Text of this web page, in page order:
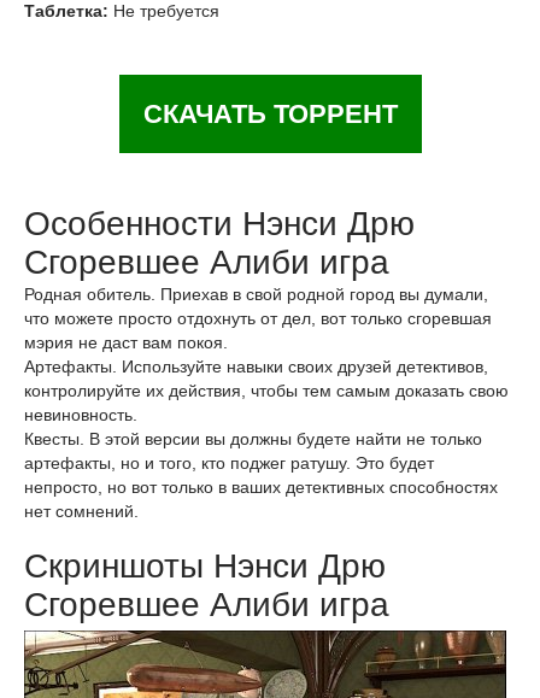
Таблетка: Не требуется
СКАЧАТЬ ТОРРЕНТ
Особенности Нэнси Дрю
Сгоревшее Алиби игра
Родная обитель. Приехав в свой родной город вы думали,
что можете просто отдохнуть от дел, вот только сгоревшая
мэрия не даст вам покоя.
Артефакты. Используйте навыки своих друзей детективов,
контролируйте их действия, чтобы тем самым доказать свою
невиновность.
Квесты. В этой версии вы должны будете найти не только
артефакты, но и того, кто поджег ратушу. Это будет
непросто, но вот только в ваших детективных способностях
нет сомнений.
Скриншоты Нэнси Дрю
Сгоревшее Алиби игра